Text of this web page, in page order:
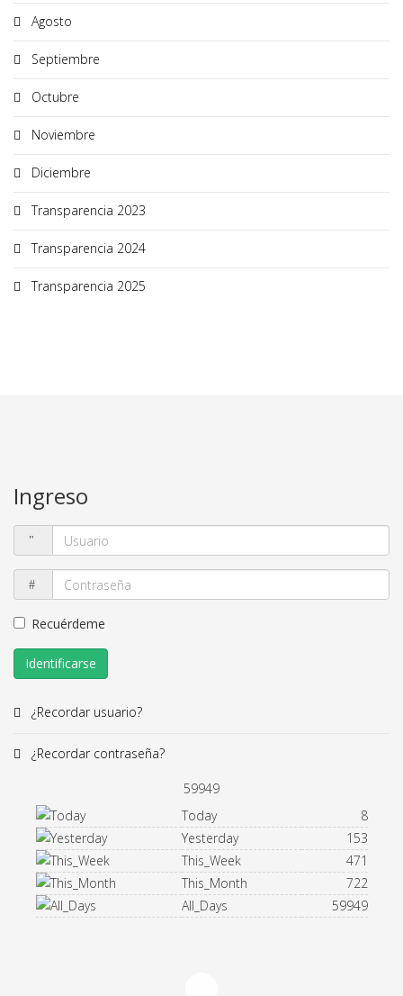
Agosto
Septiembre
Octubre
Noviembre
Diciembre
Transparencia 2023
Transparencia 2024
Transparencia 2025
Ingreso
Recuérdeme
Identificarse
¿Recordar usuario?
¿Recordar contraseña?
59949
Today
8
Yesterday
153
This_Week
471
This_Month
722
All_Days
59949